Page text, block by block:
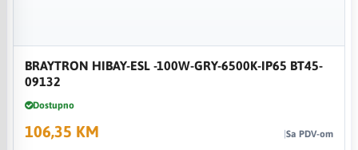
BRAYTRON HIBAY-ESL -100W-GRY-6500K-IP65 BT45-
09132
Dostupno
106,35 KM Sa PDV-om